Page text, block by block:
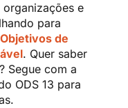
e
para
Objetivos de
. Quer saber
Segue com a
ODS 13 para